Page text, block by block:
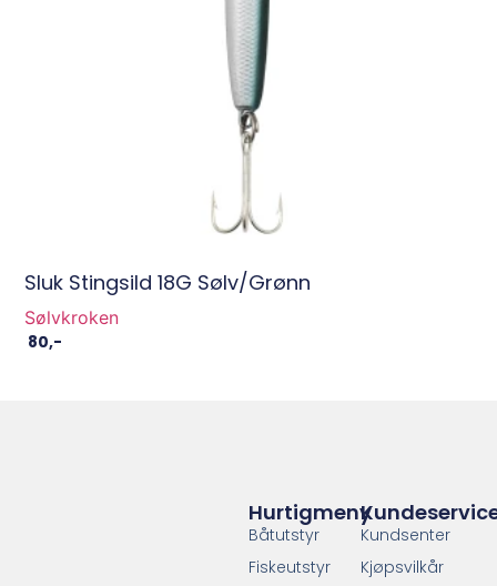
Sluk Stingsild 18G Sølv/Grønn
Sølvkroken
80,-
Kundsenter
Kjøpsvilkår
Hurtigmeny
Båtutstyr
Fiskeutstyr